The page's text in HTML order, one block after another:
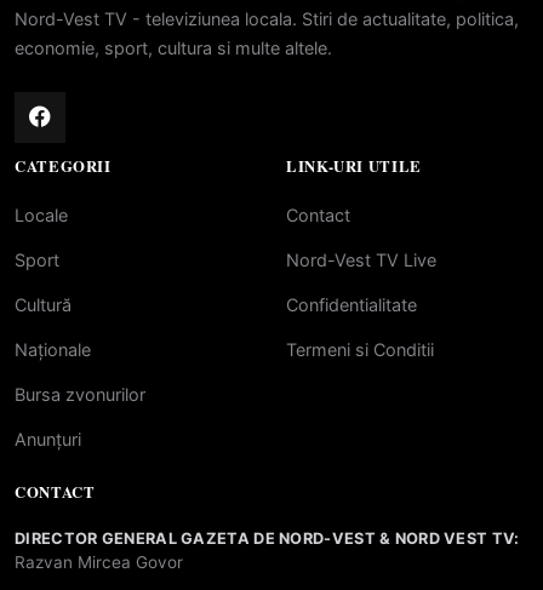
Nord-Vest TV - televiziunea locala. Stiri de actualitate, politica,
economie, sport, cultura si multe altele.
CATEGORII
Locale
Sport
Cultură
Naționale
Bursa zvonurilor
Anunțuri
LINK-URI UTILE
Contact
Nord-Vest TV Live
Confidentialitate
Termeni si Conditii
CONTACT
DIRECTOR GENERAL GAZETA DE NORD-VEST & NORD VEST TV:
Razvan Mircea Govor